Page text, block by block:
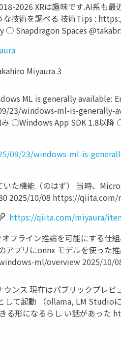
2026 XRは趣味です.AI系も
な技術を調べる 技術Tips :
Snapdragon Spaces
Miyaura 3
ML is generally available:
windows-ml-is-generally-
○Windows App SDK 1.8以降
09/23/windows-ml-is-
た機能（のはず） 当時、
10/08 https://qiita.com/
https://qiita.com/miyaura/
フライン推論を可能にする
プリにonnx モデルを使った
ml/overview 2025/10/
ンス 現在はパブリックプレ
て起動 （ollama, LM Studio
る形になるらし い話があ